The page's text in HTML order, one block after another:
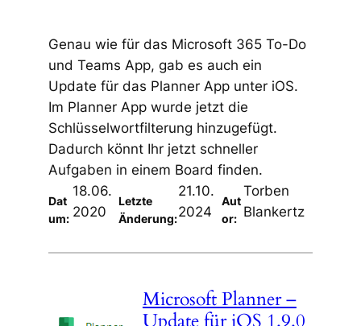
Genau wie für das Microsoft 365 To-Do
und Teams App, gab es auch ein
Update für das Planner App unter iOS.
Im Planner App wurde jetzt die
Schlüsselwortfilterung hinzugefügt.
Dadurch könnt Ihr jetzt schneller
Aufgaben in einem Board finden.
Dat
um:
18.06.
2020
Letzte
Änderung:
21.10.
2024
Aut
or:
Torben
Blankertz
Microsoft Planner –
Update für iOS 1.9.0